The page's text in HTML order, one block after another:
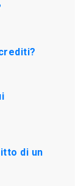
di un